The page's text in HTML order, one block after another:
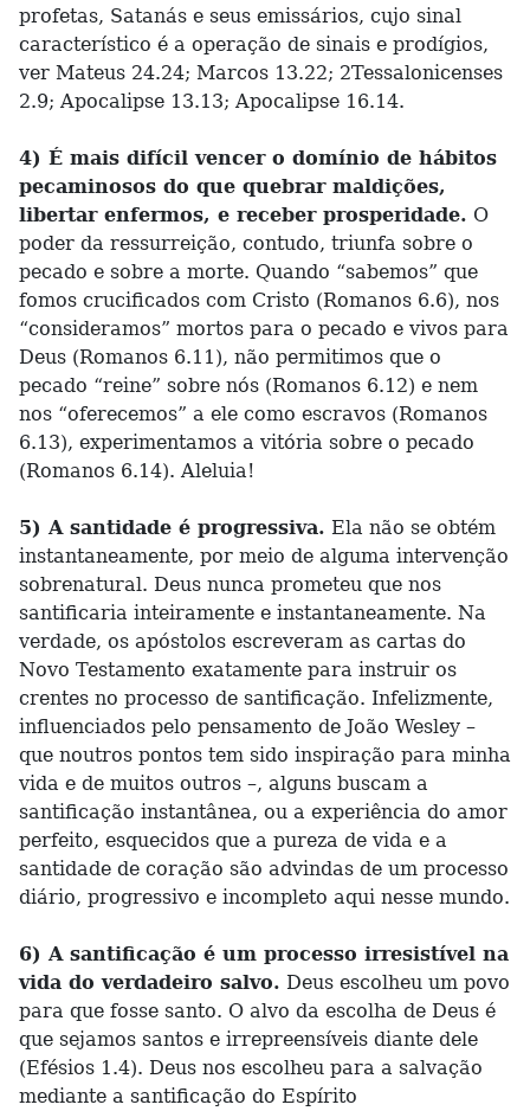
profetas, Satanás e seus emissários, cujo sinal
característico é a operação de sinais e prodígios,
ver Mateus 24.24; Marcos 13.22; 2Tessalonicenses
2.9; Apocalipse 13.13; Apocalipse 16.14.
4) É mais difícil vencer o domínio de hábitos
pecaminosos do que quebrar maldições,
libertar enfermos, e receber prosperidade. O
poder da ressurreição, contudo, triunfa sobre o
pecado e sobre a morte. Quando “sabemos” que
fomos crucificados com Cristo (Romanos 6.6), nos
“consideramos” mortos para o pecado e vivos para
Deus (Romanos 6.11), não permitimos que o
pecado “reine” sobre nós (Romanos 6.12) e nem
nos “oferecemos” a ele como escravos (Romanos
6.13), experimentamos a vitória sobre o pecado
(Romanos 6.14). Aleluia!
5) A santidade é progressiva. Ela não se obtém
instantaneamente, por meio de alguma intervenção
sobrenatural. Deus nunca prometeu que nos
santificaria inteiramente e instantaneamente. Na
verdade, os apóstolos escreveram as cartas do
Novo Testamento exatamente para instruir os
crentes no processo de santificação. Infelizmente,
influenciados pelo pensamento de João Wesley –
que noutros pontos tem sido inspiração para minha
vida e de muitos outros –, alguns buscam a
santificação instantânea, ou a experiência do amor
perfeito, esquecidos que a pureza de vida e a
santidade de coração são advindas de um processo
diário, progressivo e incompleto aqui nesse mundo.
6) A santificação é um processo irresistível na
vida do verdadeiro salvo. Deus escolheu um povo
para que fosse santo. O alvo da escolha de Deus é
que sejamos santos e irrepreensíveis diante dele
(Efésios 1.4). Deus nos escolheu para a salvação
mediante a santificação do Espírito